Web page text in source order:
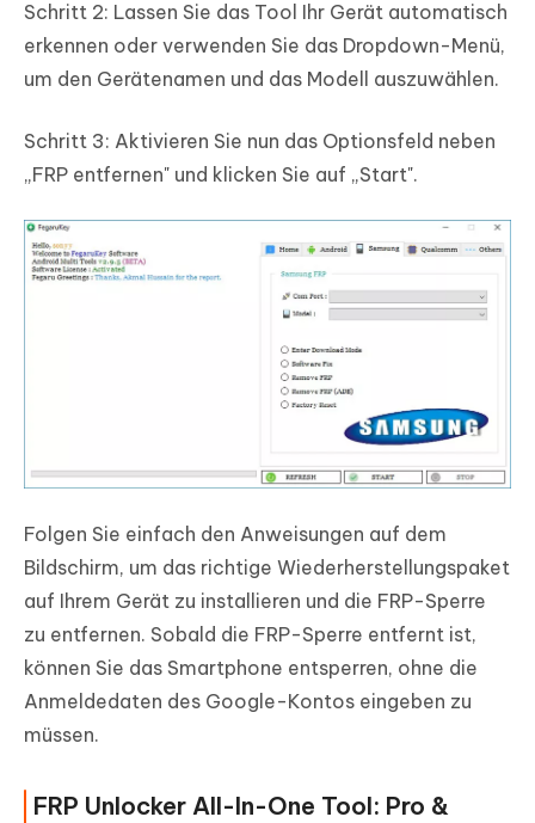
Schritt 2: Lassen Sie das Tool Ihr Gerät automatisch
erkennen oder verwenden Sie das Dropdown-Menü,
um den Gerätenamen und das Modell auszuwählen.
Schritt 3: Aktivieren Sie nun das Optionsfeld neben
„FRP entfernen" und klicken Sie auf „Start".
Folgen Sie einfach den Anweisungen auf dem
Bildschirm, um das richtige Wiederherstellungspaket
auf Ihrem Gerät zu installieren und die FRP-Sperre
zu entfernen. Sobald die FRP-Sperre entfernt ist,
können Sie das Smartphone entsperren, ohne die
Anmeldedaten des Google-Kontos eingeben zu
müssen.
FRP Unlocker All-In-One Tool: Pro &